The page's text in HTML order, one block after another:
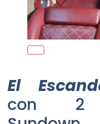
El
con 2